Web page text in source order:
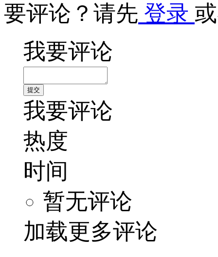
要评论？请先 登录
我要评论
我要评论
热度
时间
暂无评论
加载更多评论